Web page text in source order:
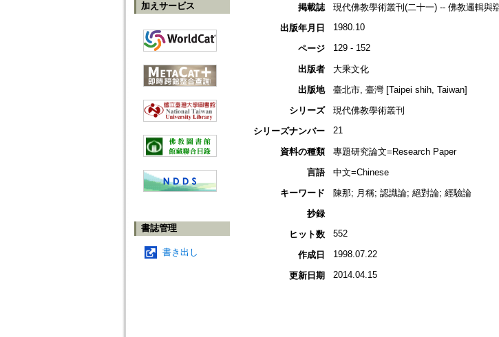
加えサービス
書誌管理
書き出し
掲載誌
現代佛教學術叢刊(二十一) -- 佛教邏輯與
出版年月日
1980.10
ページ 129 - 152
出版者
大乘文化
出版地
臺北市, 臺灣 [Taipei shih, Taiwan]
シリーズ
現代佛教學術叢刊
シリーズナンバー
21
資料の種類
專題研究論文=Research Paper
言語
中文=Chinese
キーワード
陳那; 月稱; 認識論; 絕對論; 經驗論
抄録
ヒット数
552
作成日 1998.07.22
更新日期 2014.04.15